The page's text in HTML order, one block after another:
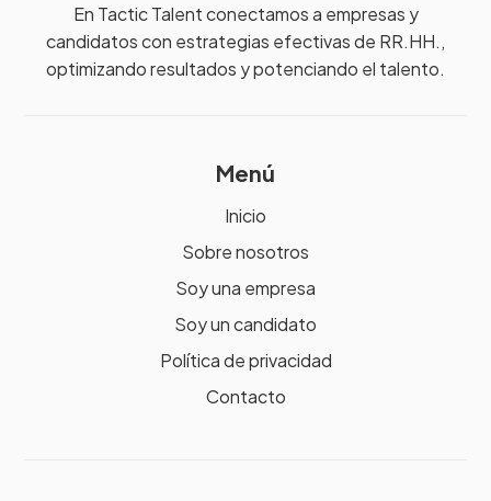
En Tactic Talent conectamos a empresas y
candidatos con estrategias efectivas de RR.HH.,
optimizando resultados y potenciando el talento.
Menú
Inicio
Sobre nosotros
Soy una empresa
Soy un candidato
Política de privacidad
Contacto